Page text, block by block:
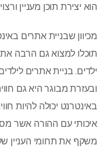
הוא יצירת תוכן מעניין
מכיוון שבניית אתרים
תוכלו למצוא גם הרבה
ילדים. בניית אתרים
ובעזרת מבוגר היא גם
באינטרנט יכולה להיות
איכותי עם ההורה אשר
משקף את תחומי העניין